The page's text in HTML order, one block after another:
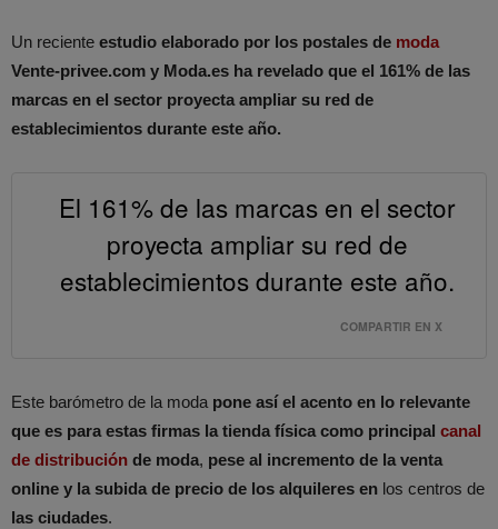
Un reciente estudio elaborado por los postales de moda
Vente-privee.com y Moda.es ha revelado que el 161% de las
marcas en el sector proyecta ampliar su red de
establecimientos durante este año.
El 161% de las marcas en el sector
proyecta ampliar su red de
establecimientos durante este año.
COMPARTIR EN X
Este barómetro de la moda pone así el acento en lo relevante
que es para estas firmas la tienda física como principal canal
de distribución de moda, pese al incremento de la venta
online y la subida de precio de los alquileres en los centros de
las ciudades.